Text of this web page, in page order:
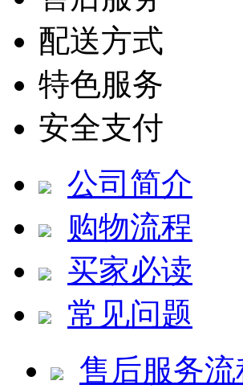
配送方式
特色服务
安全支付
公司简介
购物流程
买家必读
常见问题
售后服务流